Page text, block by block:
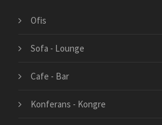
Ofis
Sofa - Lounge
Cafe - Bar
Konferans - Kongre